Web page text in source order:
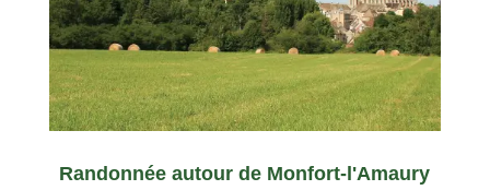
Randonnée autour de Monfort-l'Amaury